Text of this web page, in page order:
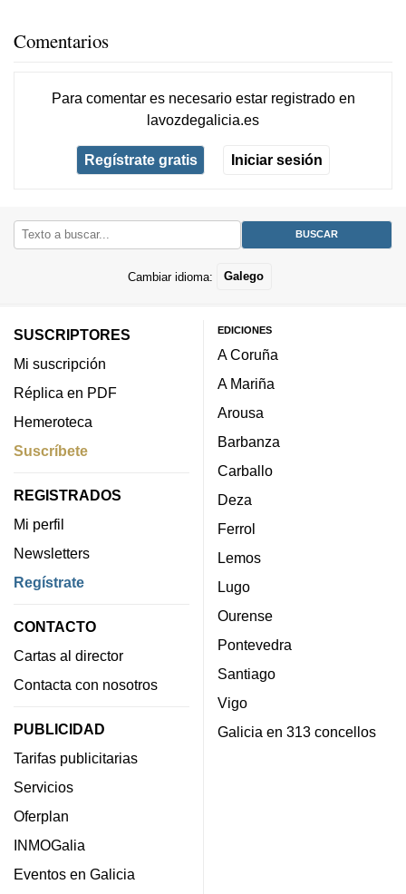
Comentarios
Para comentar es necesario estar registradoen
lavozdegalicia.es
Regístrate gratis Iniciar sesión
Cambiar idioma: Galego
SUSCRIPTORES
Mi suscripción
Réplica en PDF
Hemeroteca
Suscríbete
REGISTRADOS
Mi perfil
Newsletters
Regístrate
CONTACTO
Cartas al director
Contacta con nosotros
PUBLICIDAD
Tarifas publicitarias
Servicios
Oferplan
INMOGalia
Eventos en Galicia
EDICIONES
A Coruña
A Mariña
Arousa
Barbanza
Carballo
Deza
Ferrol
Lemos
Lugo
Ourense
Pontevedra
Santiago
Vigo
Galicia en 313 concellos